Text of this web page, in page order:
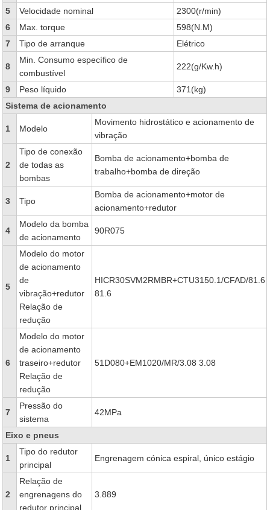
5
Velocidade nominal
2300(r/min)
6
Max. torque
598(N.M)
7
Tipo de arranque Elétrico
8
Min. Consumo específico de
combustível
222(g/Kw.h)
9 Peso líquido
371(kg)
Sistema de acionamento
1 Modelo
Movimento hidrostático e acionamento de
vibração
2
Tipo de conexão
de todas as
bombas
Bomba de acionamento+bomba de
trabalho+bomba de direção
3 Tipo
Bomba de acionamento+motor de
acionamento+redutor
4
Modelo da bomba
de acionamento
90R075
5
Modelo do motor
de acionamento
de
vibração+redutor
Relação de
redução
HICR30SVM2RMBR+CTU3150.1/CFAD/81.6
81.6
6
Modelo do motor
de acionamento
traseiro+redutor
Relação de
redução
51D080+EM1020/MR/3.08 3.08
7
Pressão do
sistema
42MPa
Eixo e pneus
1
Tipo do redutor
principal
Engrenagem cónica espiral, único estágio
2
Relação de
engrenagens do
redutor principal
3.889